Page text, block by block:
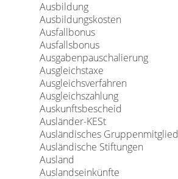
Ausbildung
Ausbildungskosten
Ausfallbonus
Ausfallsbonus
Ausgabenpauschalierung
Ausgleichstaxe
Ausgleichsverfahren
Ausgleichszahlung
Auskunftsbescheid
Ausländer-KESt
Ausländisches Gruppenmitglied
Ausländische Stiftungen
Ausland
Auslandseinkünfte